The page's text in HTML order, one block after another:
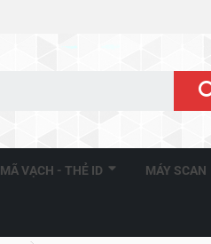
MÃ VẠCH - THẺ ID MÁY SCAN